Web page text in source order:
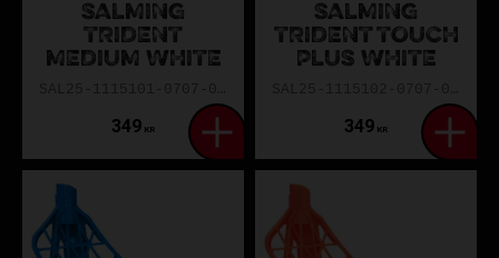
SALMING
TRIDENT
MEDIUM WHITE
349 KR
SALMING
TRIDENT TOUCH
PLUS WHITE
349 KR